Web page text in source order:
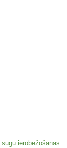
ierobežošanas